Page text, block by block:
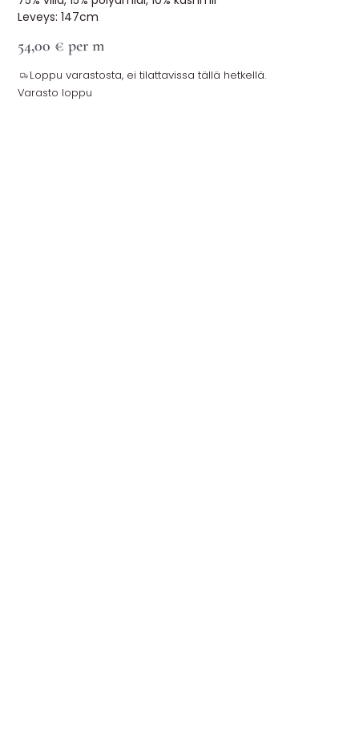
Leveys: 147cm
54,00 € per m
Loppu varastosta, ei tilattavissa tällä hetkellä.
Varasto loppu